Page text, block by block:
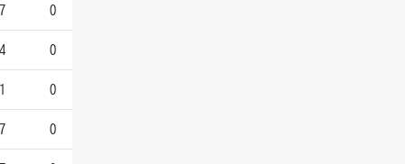
0
0
0
0